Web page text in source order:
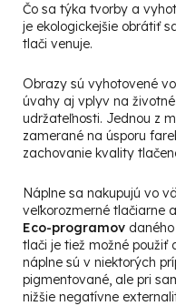
Čo sa týka tvorby a
je ekologickejšie obrátiť
tlači venuje.
Obrazy sú vyhotovené
úvahy aj vplyv na
udržateľnosti. Jednou z
zamerané na úsporu
zachovanie kvality
Náplne sa nakupujú vo
veľkorozmerné tlačiarne
Eco-programov daného
tlači je tiež možné použiť
náplne sú v niektorých
pigmentované, ale pri
nižšie negatívne